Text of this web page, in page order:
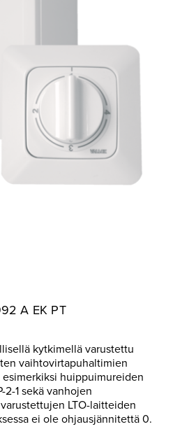
A EK PT
kytkimellä varustettu
vaihtovirtapuhaltimien
huippuimureiden
2-1 sekä vanhojen
LTO-laitteiden
ei ole ohjausjännitettä 0.